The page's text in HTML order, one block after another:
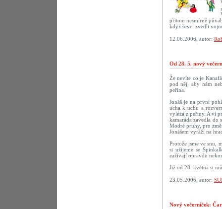
přitom nesmírně
když ševci zvedli
12.06.2006, autor:
Od 28. 5. nový
Že nevíte co je
pod něj, aby nám
peřina.
Jonáš je na první
ucha k uchu a
vylézá z peřiny. A ví
kamaráda zavedla do
Modré pruhy, pro
Jonášem vyráží na
Protože jsme ve snu,
si užijeme se
zažívají opravdu
Již od 28. května si
23.05.2006, autor:
Nový večerníček: